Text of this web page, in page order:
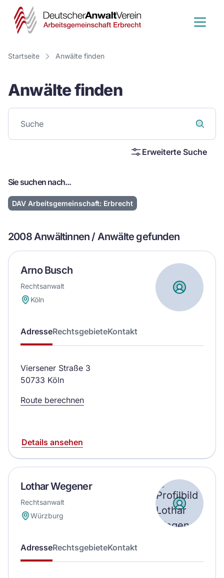
Deutscher
Anwalt
Erbrecht
Startseite Anwälte finden
Anwälte finden
Erweiterte Suche
Sie suchen nach...
DAV Arbeitsgemeinschaft: Erbrecht
2008 Anwältinnen / Anwälte gefunden
Arno Busch
Rechtsanwalt
Köln
AdresseRechtsgebieteKontakt
Viersener Straße 3
50733 Köln
Route berechnen
Details ansehen
Lothar Wegener
Rechtsanwalt
Würzburg
AdresseRechtsgebieteKontakt